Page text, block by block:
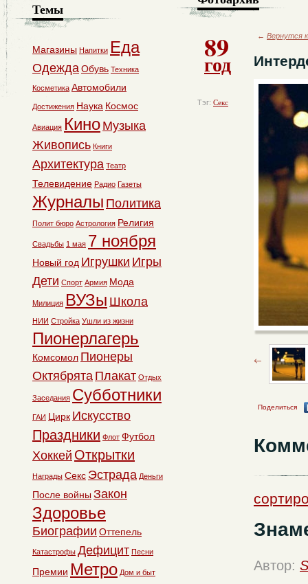
89
год
Тэг: Секс
← Вернутся
Поделиться
Автор:
Темы
Магазины Напитки Еда
ОдеждаОбувь Техника
Косметика Автомобили
Достижения Наука Космос
Авиация Кино Музыка
Живопись Книги
Архитектура Театр
Телевидение Радио Газеты
Журналы Политика
Полит бюро Астрология Религия
Свадьбы 1 мая 7 ноября
Новый год Игрушки Игры
Дети Спорт Армия Мода
Милиция ВУЗы Школа
НИИ Стройка Ушли из жизни
Пионерлагерь
Комсомол Пионеры
Октябрята Плакат Отдых
Заседания Субботники
ГАИ Цирк Искусство
Праздники Флот Футбол
Хоккей Открытки
Награды Секс Эстрада Деньги
После войны Закон
Здоровье
Биографии Оттепель
Катастрофы Дефицит Песни
Премии Метро Дом и быт